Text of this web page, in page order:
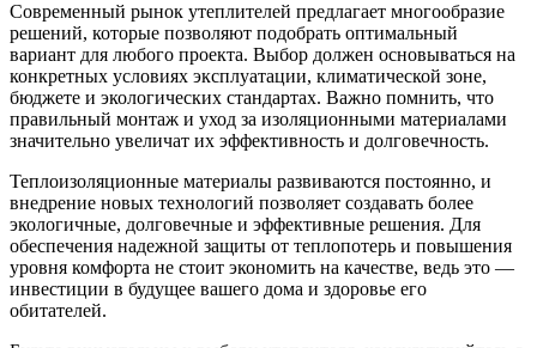
Современный рынок утеплителей предлагает многообразие
решений, которые позволяют подобрать оптимальный
вариант для любого проекта. Выбор должен основываться на
конкретных условиях эксплуатации, климатической зоне,
бюджете и экологических стандартах. Важно помнить, что
правильный монтаж и уход за изоляционными материалами
значительно увеличат их эффективность и долговечность.
Теплоизоляционные материалы развиваются постоянно, и
внедрение новых технологий позволяет создавать более
экологичные, долговечные и эффективные решения. Для
обеспечения надежной защиты от теплопотерь и повышения
уровня комфорта не стоит экономить на качестве, ведь это —
инвестиции в будущее вашего дома и здоровье его
обитателей.